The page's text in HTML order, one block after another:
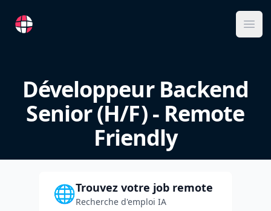
RemoteFR
Développeur Backend
Senior (H/F) - Remote
Friendly
🌐Trouvez votre job remote
Recherche d'emploi IA